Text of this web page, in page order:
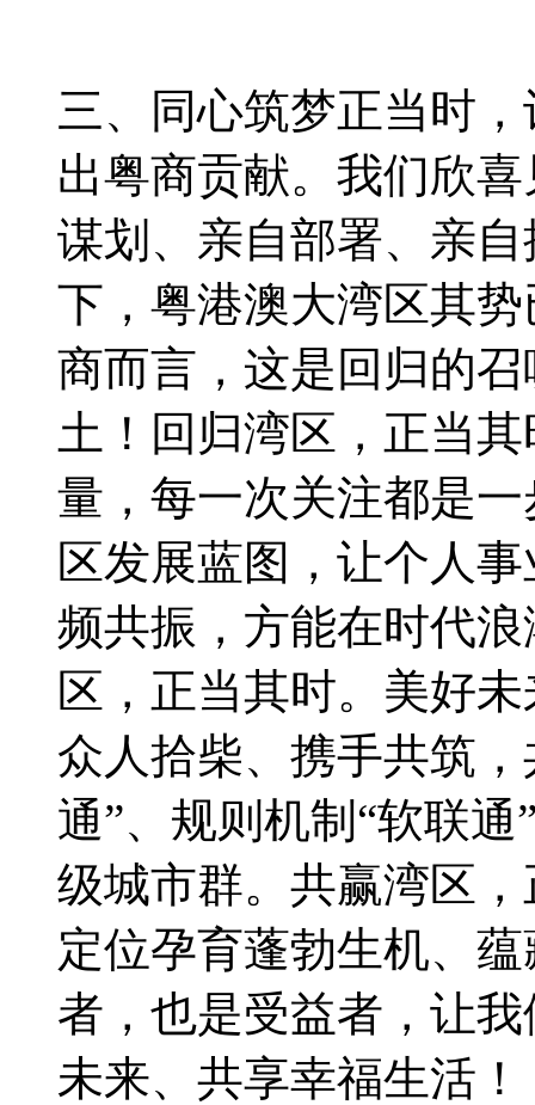
三、同心筑梦正当时
出粤商贡献。我们欣
谋划、亲自部署、亲
下，粤港澳大湾区其
商而言，这是回归的
土！回归湾区，正当
量，每一次关注都是
区发展蓝图，让个人
频共振，方能在时代
区，正当其时。美好
众人拾柴、携手共筑
通”、规则机制“软联
级城市群。共赢湾区
定位孕育蓬勃生机、
者，也是受益者，让
未来、共享幸福生活！